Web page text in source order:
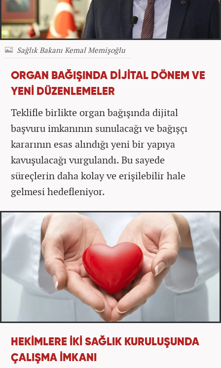
Sağlık Bakanı Kemal Memişoğlu
ORGAN BAĞIŞINDA DİJİTAL DÖNEM VE
YENİ DÜZENLEMELER
Teklifle birlikte organ bağışında dijital
başvuru imkanının sunulacağı ve bağışçı
kararının esas alındığı yeni bir yapıya
kavuşulacağı vurgulandı. Bu sayede
süreçlerin daha kolay ve erişilebilir hale
gelmesi hedefleniyor.
HEKİMLERE İKİ SAĞLIK KURULUŞUNDA
ÇALIŞMA İMKANI